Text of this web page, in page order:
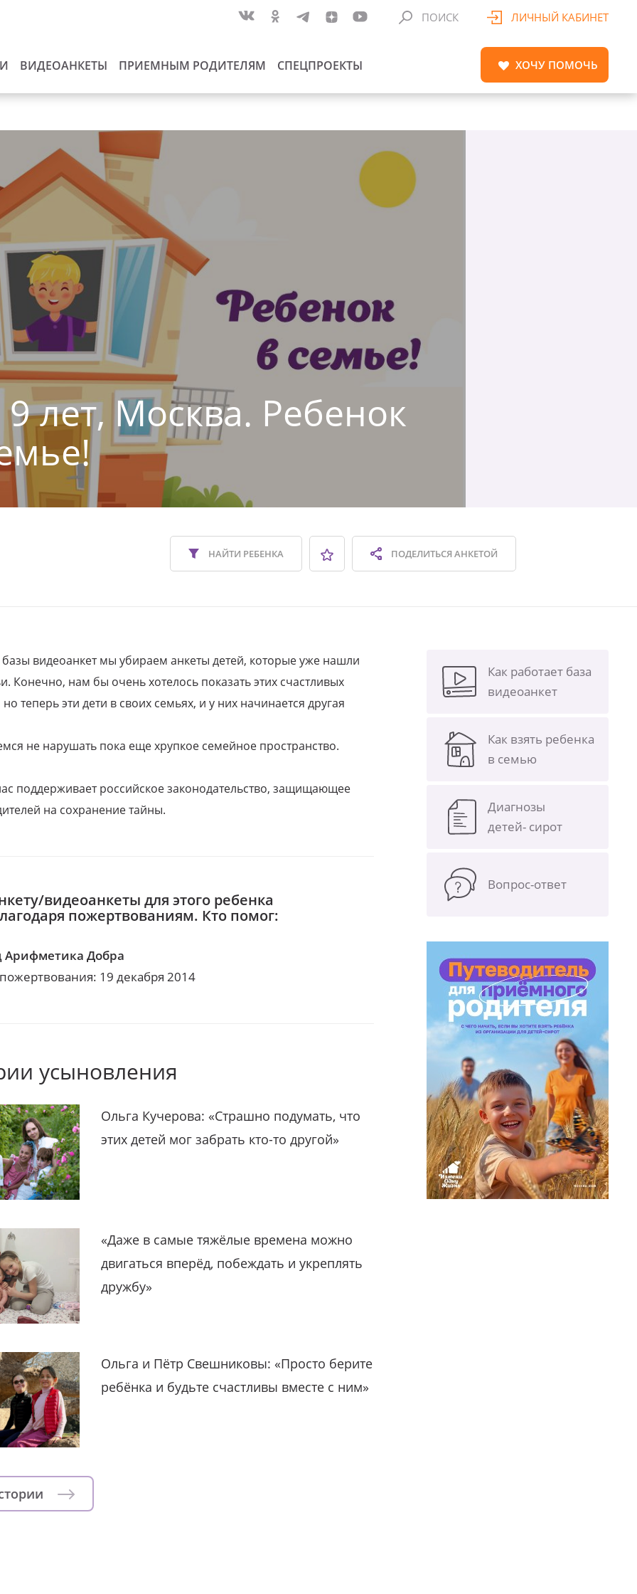
ВИДЕОАНКЕТЫ ПРИЕМНЫМ РОДИТЕЛЯМ СПЕЦПРОЕКТЫ
ПОИСК ЛИЧНЫЙ КАБИНЕТ
ХОЧУ ПОМОЧЬ
лет, Москва. Ребенок
ПОДЕЛИТЬСЯАНКЕТОЙ
НАЙТИ РЕБЕНКА
видеоанкет мы убираем анкеты детей, которые уже нашли
Конечно, нам бы очень хотелось показать этих счастливых
теперь эти дети в своих семьях, и у них начинается другая
не нарушать пока еще хрупкое семейное пространство.
поддерживает российское законодательство, защищающее
на сохранение тайны.
видеоанкеты для этого ребенка
пожертвованиям. Кто помог:
Арифметика Добра
19 декабря 2014
усыновления
Ольга Кучерова: «Страшно подумать, что
этих детей мог забрать кто-то другой»
«Даже в самые тяжёлые времена можно
двигаться вперёд, побеждать и укреплять
дружбу»
Ольга и Пётр Свешниковы: «Просто берите
ребёнка и будьте счастливы вместе с ним»
Как работает база
видеоанкет
Как взять ребенка
в семью
Диагнозы
детей- сирот
Вопрос-ответ